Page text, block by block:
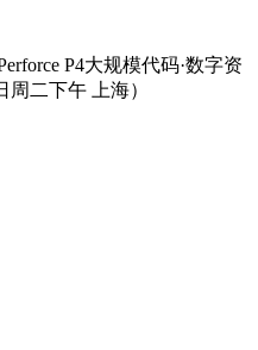
P4大规模代码·数字资
二下午 上海）